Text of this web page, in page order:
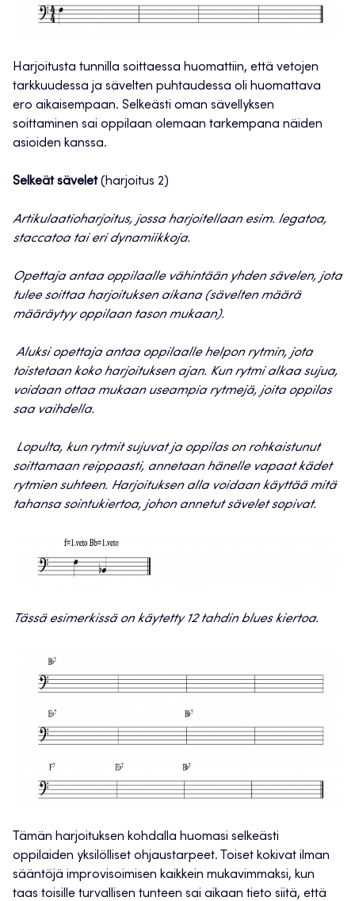
Harjoitusta tunnilla soittaessa huomattiin, että vetojen
tarkkuudessa ja sävelten puhtaudessa oli huomattava
ero aikaisempaan. Selkeästi oman sävellyksen
soittaminen sai oppilaan olemaan tarkempana näiden
asioiden kanssa.
Selkeät sävelet(harjoitus 2)
Artikulaatioharjoitus, jossa harjoitellaan esim. legatoa,
staccatoa tai eri dynamiikkoja.
Opettaja antaa oppilaalle vähintään yhden sävelen, jota
tulee soittaa harjoituksen aikana (sävelten määrä
määräytyy oppilaan tason mukaan).
Aluksi opettaja antaa oppilaalle helpon rytmin, jota
toistetaan koko harjoituksen ajan. Kun rytmi alkaa sujua,
voidaan ottaa mukaan useampia rytmejä, joita oppilas
saa vaihdella.
Lopulta, kun rytmit sujuvat ja oppilas on rohkaistunut
soittamaan reippaasti, annetaan hänelle vapaat kädet
rytmien suhteen. Harjoituksen alla voidaan käyttää mitä
tahansa sointukiertoa, johon annetut sävelet sopivat.
Tässä esimerkissä on käytetty 12 tahdin blues kiertoa.
Tämän harjoituksen kohdalla huomasi selkeästi
oppilaiden yksilölliset ohjaustarpeet. Toiset kokivat ilman
sääntöjä improvisoimisen kaikkein mukavimmaksi, kun
taas toisille turvallisen tunteen sai aikaan tieto siitä, että